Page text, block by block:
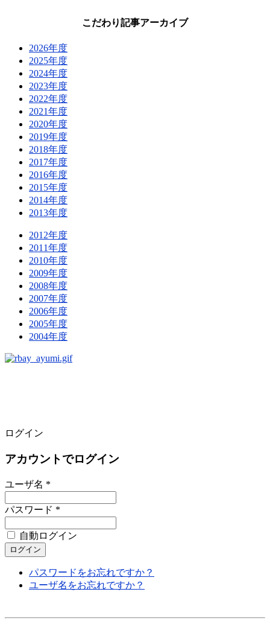
こだわり記事アーカイブ
2026年度
2025年度
2024年度
2023年度
2022年度
2021年度
2020年度
2019年度
2018年度
2017年度
2016年度
2015年度
2014年度
2013年度
2012年度
2011年度
2010年度
2009年度
2008年度
2007年度
2006年度
2005年度
2004年度
ログイン
アカウントでログイン
ユーザ名 *
パスワード *
自動ログイン
パスワードをお忘れですか？
ユーザ名をお忘れですか？